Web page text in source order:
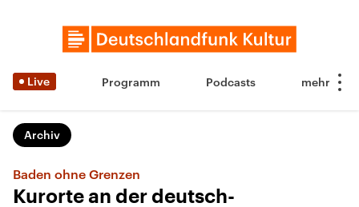
Live Programm Podcasts
Archiv
Baden ohne Grenzen
Kurorte an der deutsch-